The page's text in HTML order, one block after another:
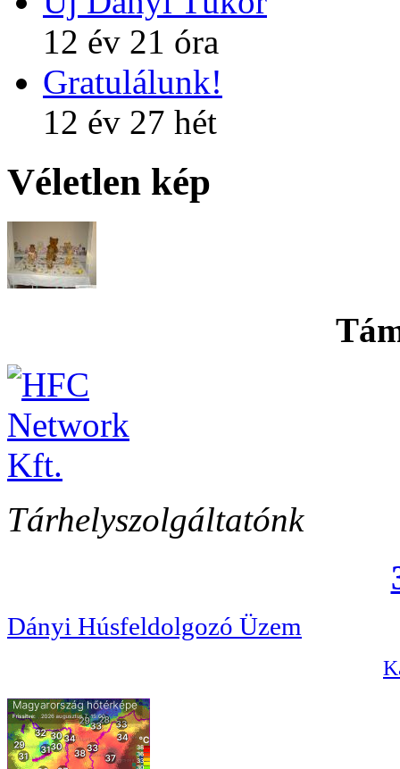
12 év 21 óra
Gratulálunk!
12 év 27 hét
Véletlen kép
Tárhelyszolgáltatónk
Dányi Húsfeldolgozó Üzem